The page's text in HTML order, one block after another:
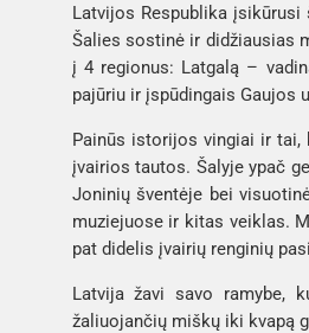
Latvijos Respublika įsikūrusi
Šalies sostinė ir didžiausias
į 4 regionus: Latgalą –
pajūriu ir įspūdingais Gaujos
Painūs istorijos vingiai ir tai,
įvairios tautos. Šalyje ypač
Joninių šventėje bei
muziejuose ir kitas veiklas.
pat didelis įvairių renginių
Latvija žavi savo ramybe,
žaliuojančių miškų iki kvapą